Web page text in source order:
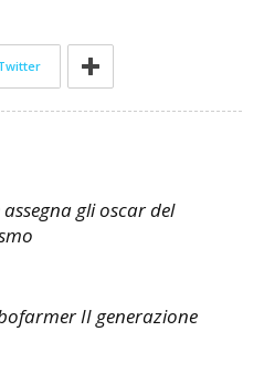
gli oscar del
II generazione